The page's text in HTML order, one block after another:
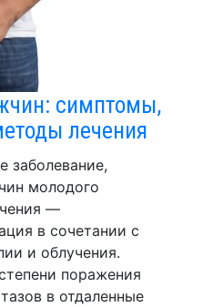
симптомы,
лечения
заболевание,
молодого
—
в сочетании с
и облучения.
поражения
в отдаленные